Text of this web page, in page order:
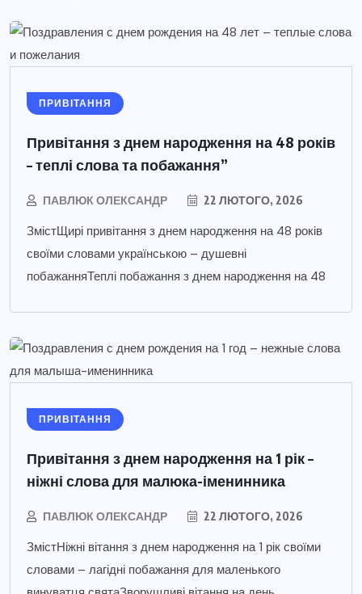
ПРИВІТАННЯ
Привітання з днем народження на 48 років
– теплі слова та побажання”
ПАВЛЮК ОЛЕКСАНДР 22 ЛЮТОГО, 2026
ЗмістЩирі привітання з днем народження на 48 років
своїми словами українською – душевні
побажанняТеплі побажання з днем народження на 48
ПРИВІТАННЯ
Привітання з днем народження на 1 рік –
ніжні слова для малюка-іменинника
ПАВЛЮК ОЛЕКСАНДР 22 ЛЮТОГО, 2026
ЗмістНіжні вітання з днем народження на 1 рік своїми
словами – лагідні побажання для маленького